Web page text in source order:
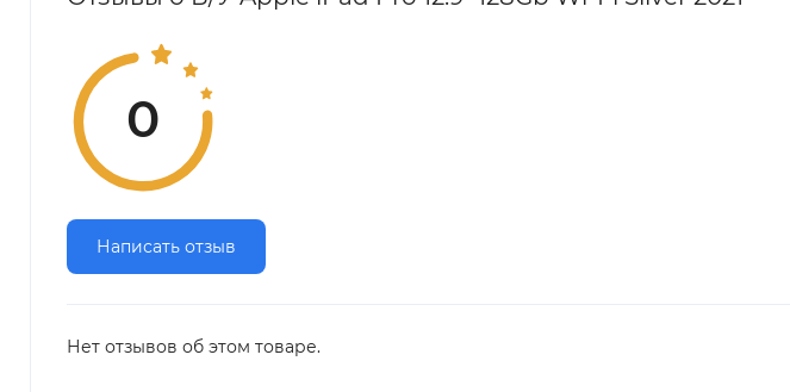
0
Написать отзыв
Нет отзывов об этом товаре.